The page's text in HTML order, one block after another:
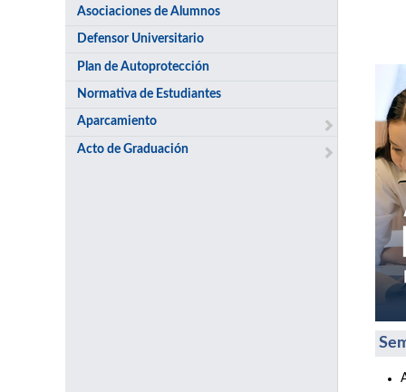
Asociaciones de Alumnos
Defensor Universitario
Plan de Autoprotección
Normativa de Estudiantes
Aparcamiento
Acto de Graduación